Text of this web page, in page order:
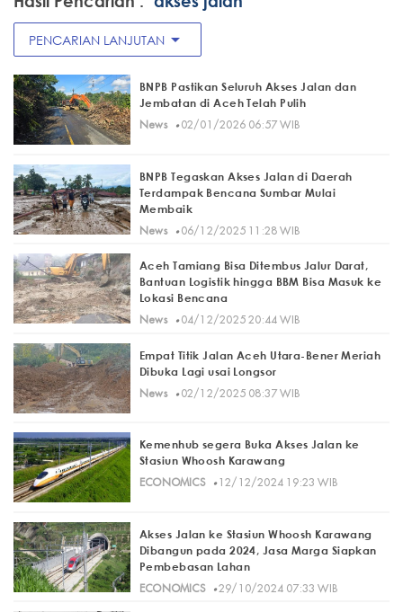
PENCARIAN LANJUTAN arrow_drop_down
BNPB Pastikan Seluruh Akses Jalan dan
Jembatan di Aceh Telah Pulih
News· 02/01/2026 06:57 WIB
BNPB Tegaskan Akses Jalan di Daerah
Terdampak Bencana Sumbar Mulai
Membaik
News· 06/12/2025 11:28 WIB
Aceh Tamiang Bisa Ditembus Jalur Darat,
Bantuan Logistik hingga BBM Bisa Masuk ke
Lokasi Bencana
News· 04/12/2025 20:44 WIB
Empat Titik Jalan Aceh Utara-Bener Meriah
Dibuka Lagi usai Longsor
News· 02/12/2025 08:37 WIB
Kemenhub segera Buka Akses Jalan ke
Stasiun Whoosh Karawang
ECONOMICS· 12/12/2024 19:23 WIB
Akses Jalan ke Stasiun Whoosh Karawang
Dibangun pada 2024, Jasa Marga Siapkan
Pembebasan Lahan
ECONOMICS· 29/10/2024 07:33 WIB